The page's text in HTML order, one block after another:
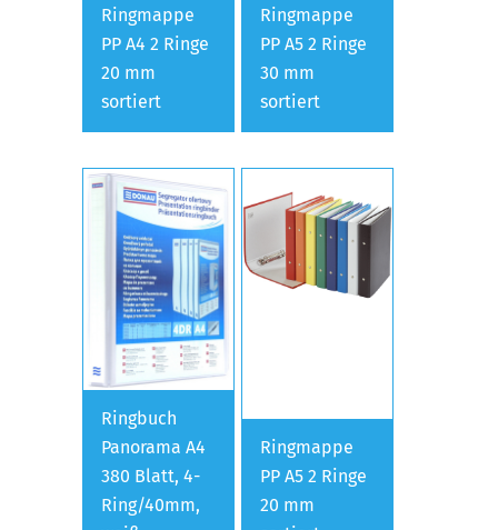
Ringmappe
PP A4 2 Ringe
20 mm
sortiert
Ringmappe
PP A5 2 Ringe
30 mm
sortiert
Ringbuch
Panorama A4
380 Blatt, 4-
Ring/40mm,
Ringmappe
PP A5 2 Ringe
20 mm